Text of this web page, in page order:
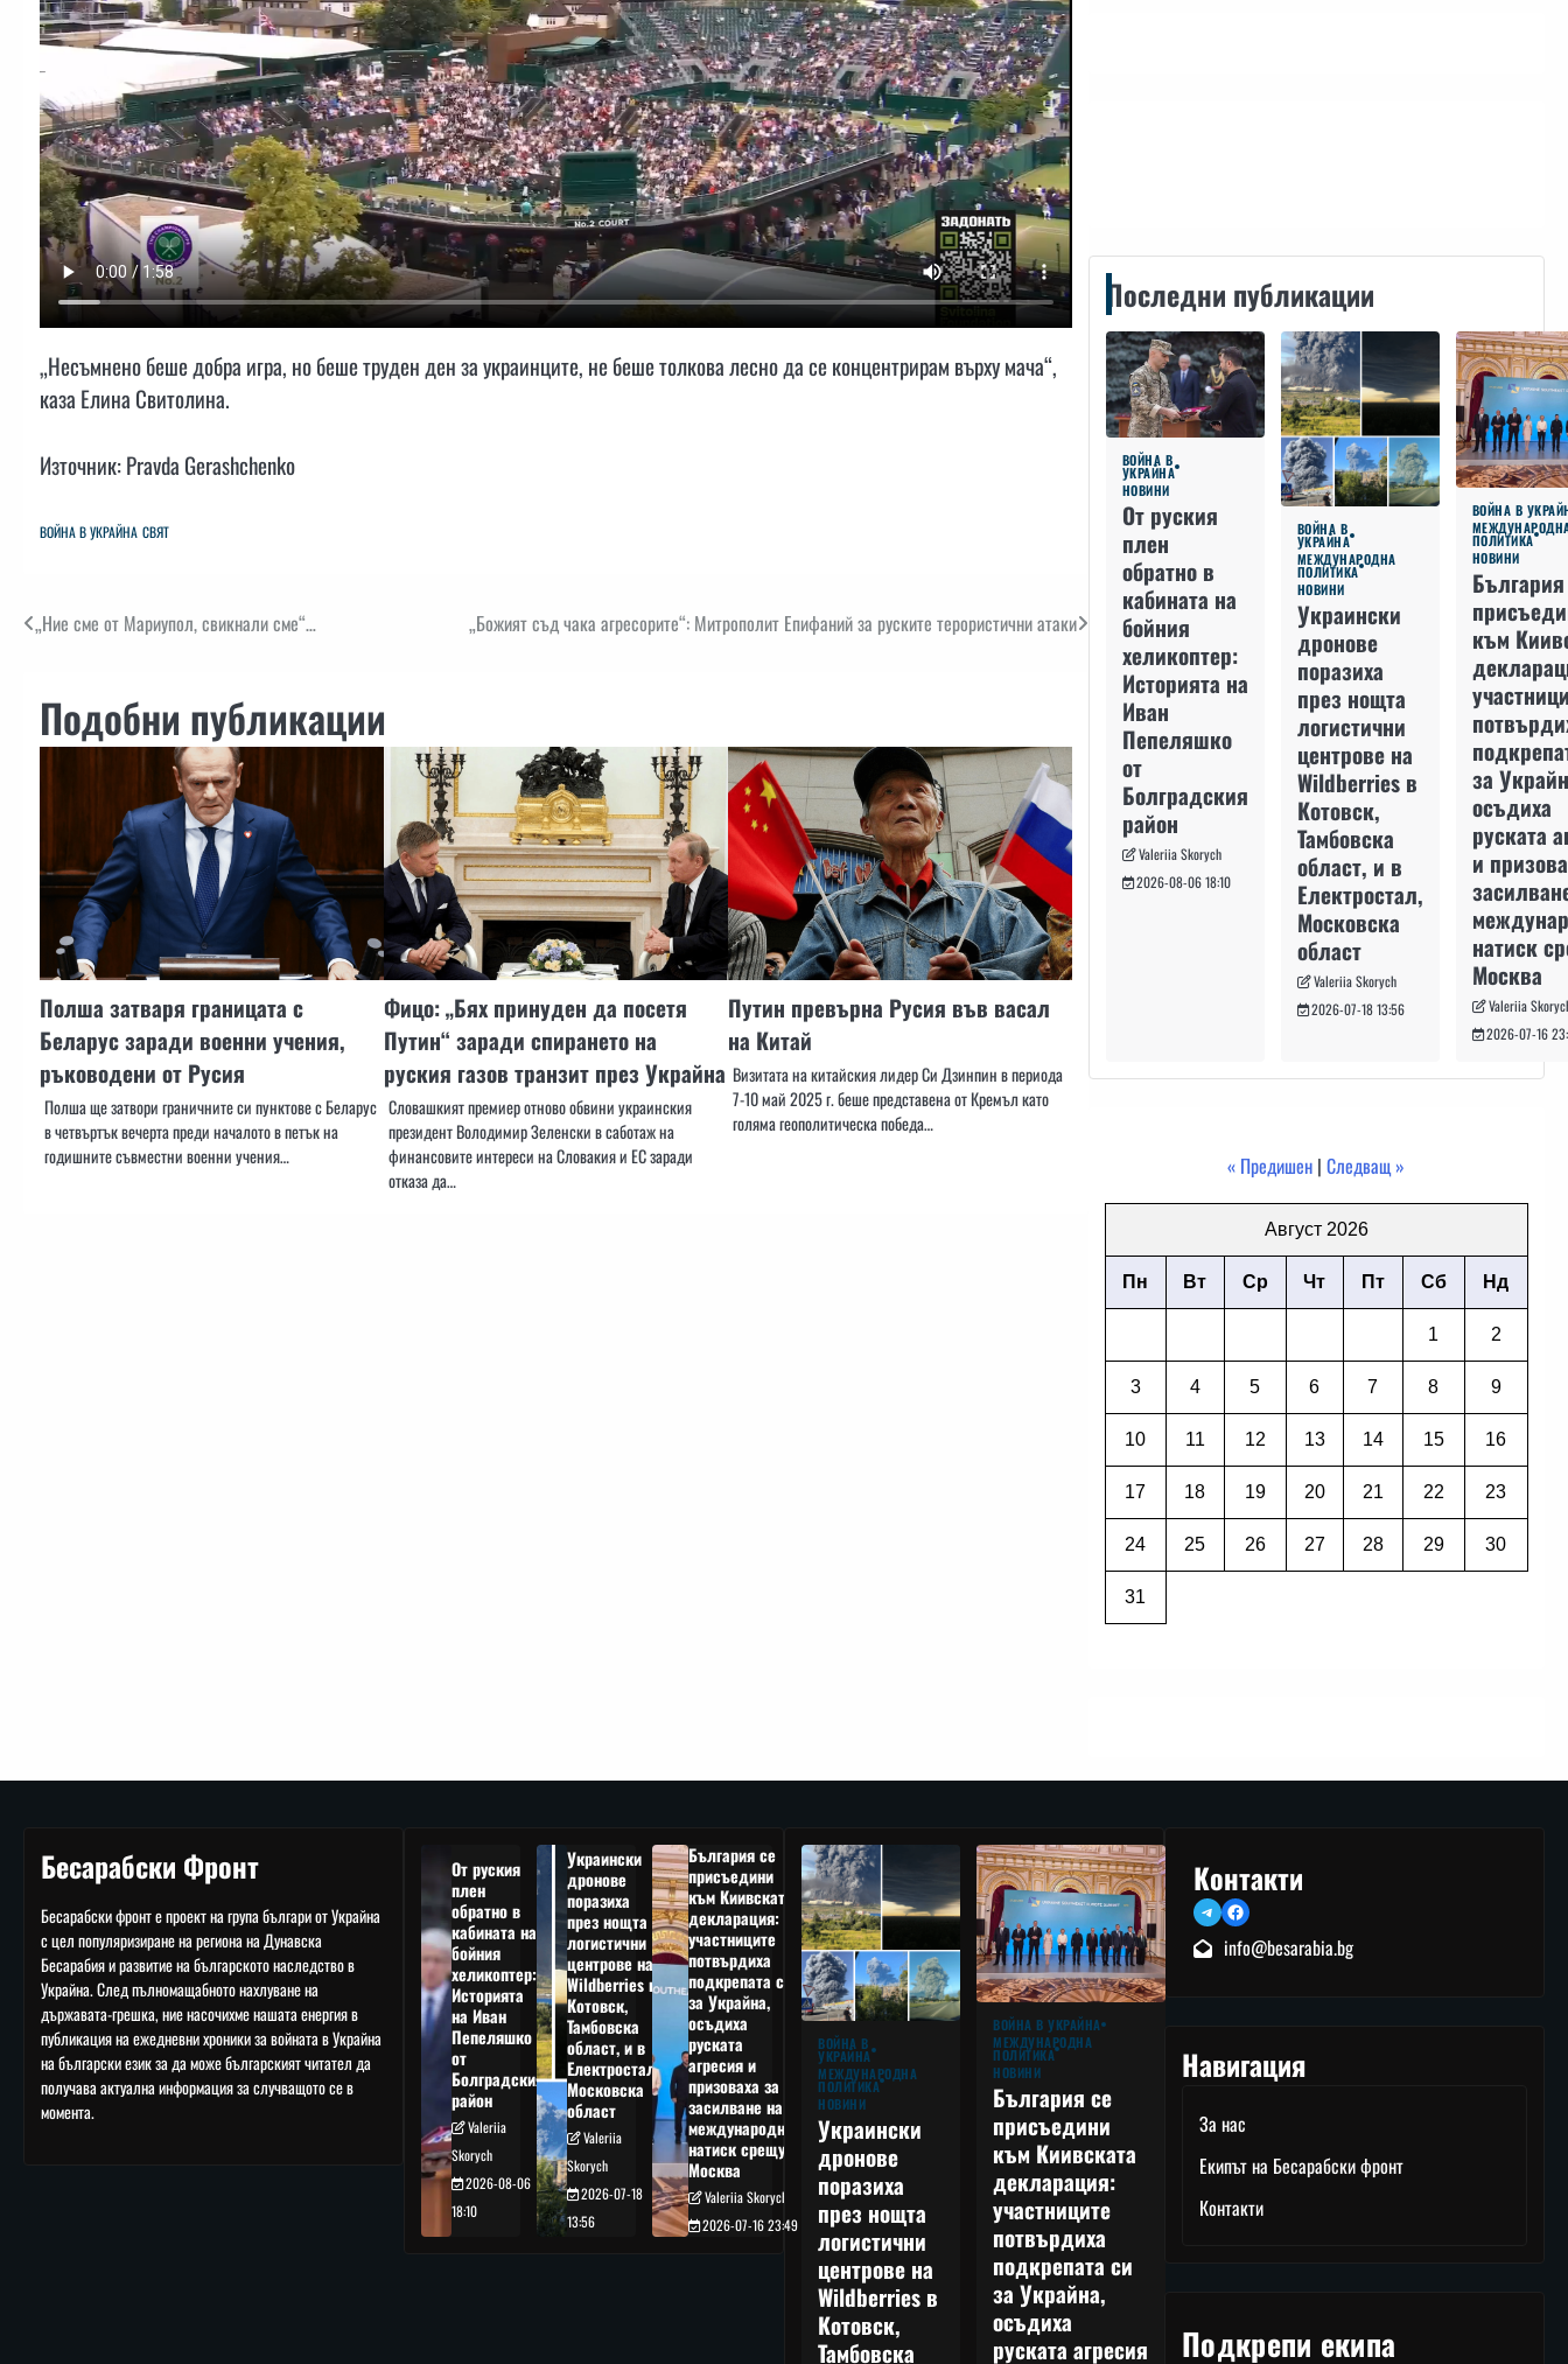
„Несъмнено беше добра игра, но беше труден ден за украинците, не беше толкова лесно да се концентрирам върху мача“,
каза Елина Свитолина.
Източник: Pravda Gerashchenko
ВОЙНА В УКРАЙНА СВЯТ
Навигация
„Ние сме от Мариупол, свикнали сме“… „Божият съд чака агресорите“: Митрополит Епифаний за руските терористични атаки
Подобни публикации
Полша затваря границата с
Беларус заради военни учения,
ръководени от Русия
Полша ще затвори граничните си пунктове с Беларус
в четвъртък вечерта преди началото в петък на
годишните съвместни военни учения…
Фицо: „Бях принуден да посетя
Путин“ заради спирането на
руския газов транзит през Украйна
Словашкият премиер отново обвини украинския
президент Володимир Зеленски в саботаж на
финансовите интереси на Словакия и ЕС заради
отказа да…
Путин превърна Русия във васал
на Китай
Визитата на китайския лидер Си Дзинпин в периода
7-10 май 2025 г. беше представена от Кремъл като
голяма геополитическа победа…
Последни публикации
ВОЙНА В
УКРАЙНА
НОВИНИ
От руския
плен
обратно в
кабината на
бойния
хеликоптер:
Историята на
Иван
Пепеляшко
от
Болградския
район
Valeriia Skorych
2026-08-06 18:10
ВОЙНА В
УКРАЙНА
МЕЖДУНАРОДНА
ПОЛИТИКА
НОВИНИ
Украински
дронове
поразиха
през нощта
логистични
центрове на
Wildberries в
Котовск,
Тамбовска
област, и в
Електростал,
Московска
област
Valeriia Skorych
2026-07-18 13:56
ВОЙНА В
ПОЛИТИКА
НОВИНИ
към
за
осъдиха
руската
и
натиск
Москва
Valeriia
2026-07-16
« Предишен |Следващ »
Август 2026
Пн Вт Ср Чт Пт Сб Нд
1 2
3 4 5 6 7 8 9
10 11 12 13 14 15 16
17 18 19 20 21 22 23
24 25 26 27 28 29 30
31
Бесарабски Фронт
Бесарабски фронт е проект на група българи от Украйна
с цел популяризиране на региона на Дунавска
Бесарабия и развитие на българското наследство в
Украйна. След пълномащабното нахлуване на
държавата-грешка, ние насочихме нашата енергия в
публикация на ежедневни хроники за войната в Украйна
на български език за да може българският читател да
получава актуална информация за случващото се в
момента.
От руския
плен
обратно в
кабината на
бойния
хеликоптер:
Историята
на Иван
Пепеляшко
от
Болградския
район
Valeriia
Skorych
2026-08-06
18:10
Украински
дронове
поразиха
през нощта
логистични
центрове на
Wildberries в
Котовск,
Тамбовска
област, и в
Електростал,
Московска
област
Valeriia
Skorych
2026-07-18
13:56
България се
присъедини
към Киивската
декларация:
участниците
потвърдиха
подкрепата си
за Украйна,
осъдиха
руската
агресия и
призоваха за
засилване на
международния
натиск срещу
Москва
Valeriia Skorych
2026-07-16 23:49
ВОЙНА В
УКРАЙНА
МЕЖДУНАРОДНА
ПОЛИТИКА
НОВИНИ
Украински
дронове
поразиха
през нощта
логистични
центрове на
Wildberries в
Котовск,
Тамбовска
ВОЙНА В УКРАЙНА
МЕЖДУНАРОДНА
ПОЛИТИКА
НОВИНИ
България се
присъедини
към Киивската
декларация:
участниците
потвърдиха
подкрепата си
за Украйна,
осъдиха
руската агресия
Контакти
TelegramFacebook
info@besarabia.bg
Навигация
За нас
Екипът на Бесарабски фронт
Контакти
Подкрепи екипа